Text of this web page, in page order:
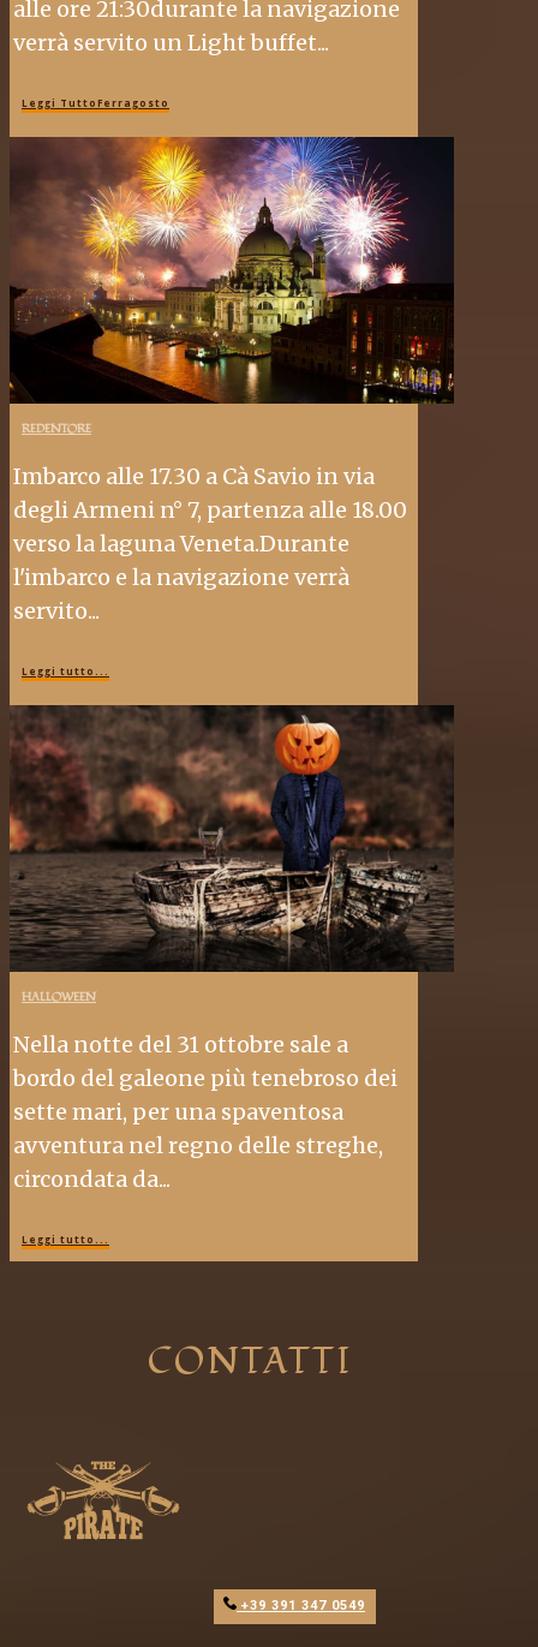
alle ore 21:30durante la navigazione
verrà servito un Light buffet...
Leggi TuttoFerragosto
REDENTORE
Imbarco alle 17.30 a Cà Savio in via
degli Armeni n° 7, partenza alle 18.00
verso la laguna Veneta.Durante
l'imbarco e la navigazione verrà
servito...
Leggi tutto...
HALLOWEEN
Nella notte del 31 ottobre sale a
bordo del galeone più tenebroso dei
sette mari, per una spaventosa
avventura nel regno delle streghe,
circondata da...
Leggi tutto...
CONTATTI
+39 391 347 0549